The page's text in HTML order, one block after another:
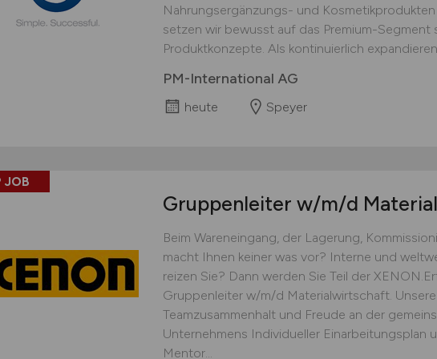
Nahrungsergänzungs- und
setzen wir bewusst auf das Premium-Segment
Produktkonzepte. Als kontinuierlich
PM-International AG
heute Speyer
JOB
Gruppenleiter w/m/d
Beim Wareneingang, der Lagerung,
macht Ihnen keiner was vor? Interne und
reizen Sie? Dann werden Sie Teil der
Gruppenleiter w/m/d Materialwirtschaft.
Teamzusammenhalt und Freude an der
Unternehmens Individueller Einarbeitungsplan
Mentor...